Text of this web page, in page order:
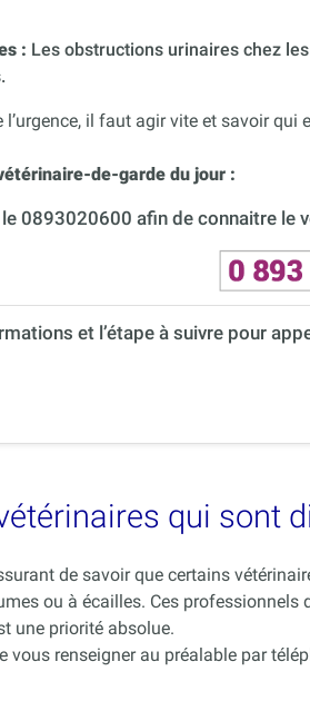
: Les obstructions urinaires chez
l’urgence, il faut agir vite et savoir
de-garde du jour :
0893020600 afin de connaitre le
et l’étape à suivre pour
qui sont
de savoir que certains
ou à écailles. Ces
une priorité absolue.
vous renseigner au préalable par